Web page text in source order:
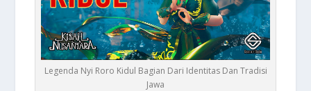
Legenda Nyi Roro Kidul Bagian Dari Identitas Dan Tradisi
Jawa